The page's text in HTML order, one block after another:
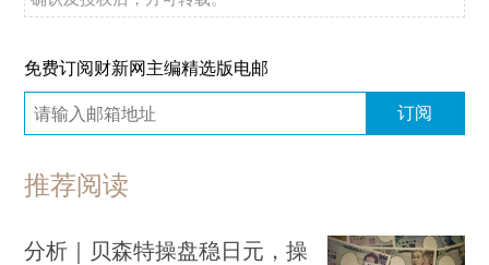
免费订阅财新网主编精选版电邮
订阅
推荐阅读
分析｜贝森特操盘稳日元，操